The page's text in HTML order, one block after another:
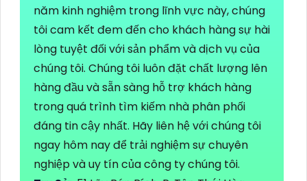
năm kinh nghiệm trong lĩnh vực này, chúng
tôi cam kết đem đến cho khách hàng sự hài
lòng tuyệt đối với sản phẩm và dịch vụ của
chúng tôi. Chúng tôi luôn đặt chất lượng lên
hàng đầu và sẵn sàng hỗ trợ khách hàng
trong quá trình tìm kiếm nhà phân phối
đáng tin cậy nhất. Hãy liên hệ với chúng tôi
ngay hôm nay để trải nghiệm sự chuyên
nghiệp và uy tín của công ty chúng tôi.